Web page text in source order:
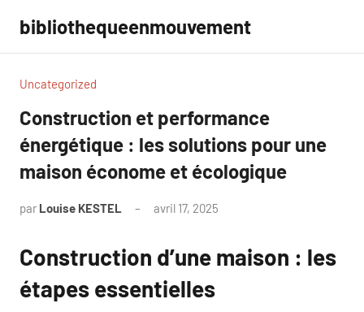
contenu
bibliothequeenmouvement
Uncategorized
Construction et performance
énergétique : les solutions pour une
maison économe et écologique
par Louise KESTEL avril 17, 2025
Construction d’une maison : les
étapes essentielles